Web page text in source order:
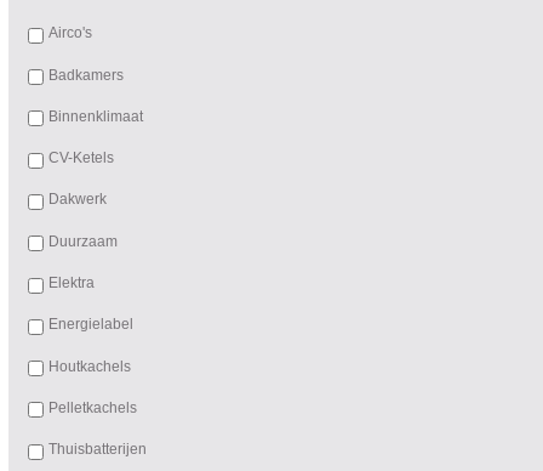
Airco's
Badkamers
Binnenklimaat
CV-Ketels
Dakwerk
Duurzaam
Elektra
Energielabel
Houtkachels
Pelletkachels
Thuisbatterijen